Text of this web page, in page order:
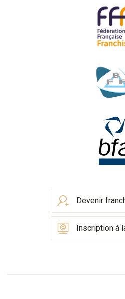
Devenir
Inscription à